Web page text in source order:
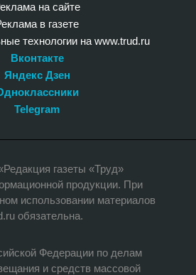
на сайте
в газете
технологии на www.trud.ru
Вконтакте
Яндекс Дзен
Telegram
газеты «Труд»
продукции. При
использовании материалов
обязательна.
Федерации по делам
и средств массовой